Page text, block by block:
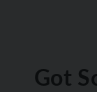
Got